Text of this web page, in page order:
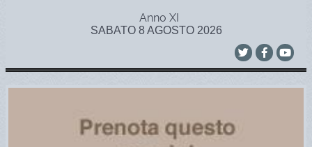
Anno XI
SABATO 8 AGOSTO 2026